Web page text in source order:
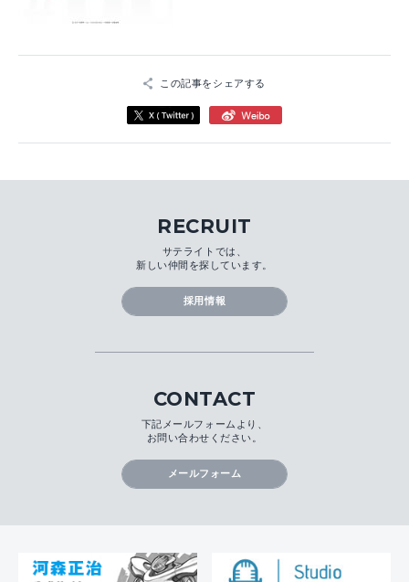
この記事をシェアする
RECRUIT
サテライトでは、
新しい仲間を探しています。
採用情報
CONTACT
下記メールフォームより、
お問い合わせください。
メールフォーム